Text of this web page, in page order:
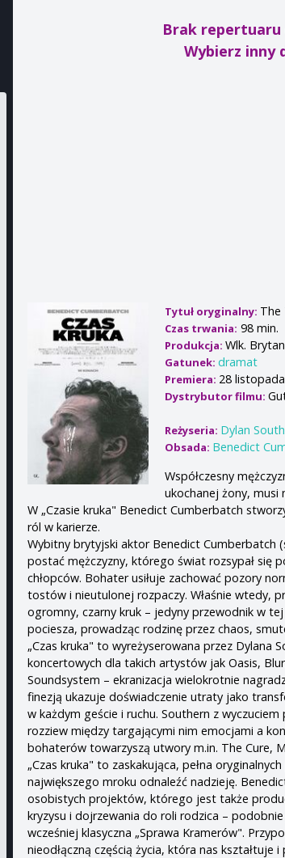
Brak repertuaru
Wybierz inny
Tytuł oryginalny: The
Czas trwania: 98 min.
Produkcja:Wlk.
Gatunek:dramat
Premiera: 28
Dystrybutor filmu:
Reżyseria: Dylan
Obsada: Benedict
Współczesny
ukochanej żony, musi
W „Czasie kruka" Benedict Cumberbatch
ról w karierze.
Wybitny brytyjski aktor Benedict Cumberbatch
postać mężczyzny, którego świat rozsypał się
chłopców. Bohater usiłuje zachować pozory
tostów i nieutulonej rozpaczy. Właśnie wtedy,
ogromny, czarny kruk – jedyny przewodnik w
pociesza, prowadząc rodzinę przez chaos,
„Czas kruka" to wyreżyserowana przez Dylana
koncertowych dla takich artystów jak Oasis,
Soundsystem – ekranizacja wielokrotnie
finezją ukazuje doświadczenie utraty jako
w każdym geście i ruchu. Southern z
rozziew między targającymi nim emocjami a
bohaterów towarzyszą utwory m.in. The Cure,
„Czas kruka" to zaskakująca, pełna
największego mroku odnaleźć nadzieję.
osobistych projektów, którego jest także
kryzysu i dojrzewania do roli rodzica –
wcześniej klasyczna „Sprawa Kramerów".
nieodłączną częścią życia, która nas kształtuje i